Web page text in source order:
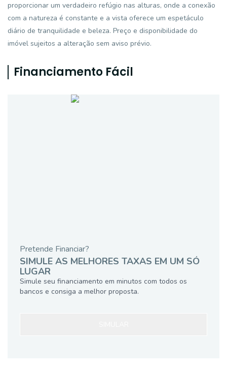
proporcionar um verdadeiro refúgio nas alturas, onde a conexão
com a natureza é constante e a vista oferece um espetáculo
diário de tranquilidade e beleza. Preço e disponibilidade do
imóvel sujeitos a alteração sem aviso prévio.
Financiamento Fácil
Pretende Financiar?
SIMULE AS MELHORES TAXAS EM UM SÓ
LUGAR
Simule seu financiamento em minutos com todos os
bancos e consiga a melhor proposta.